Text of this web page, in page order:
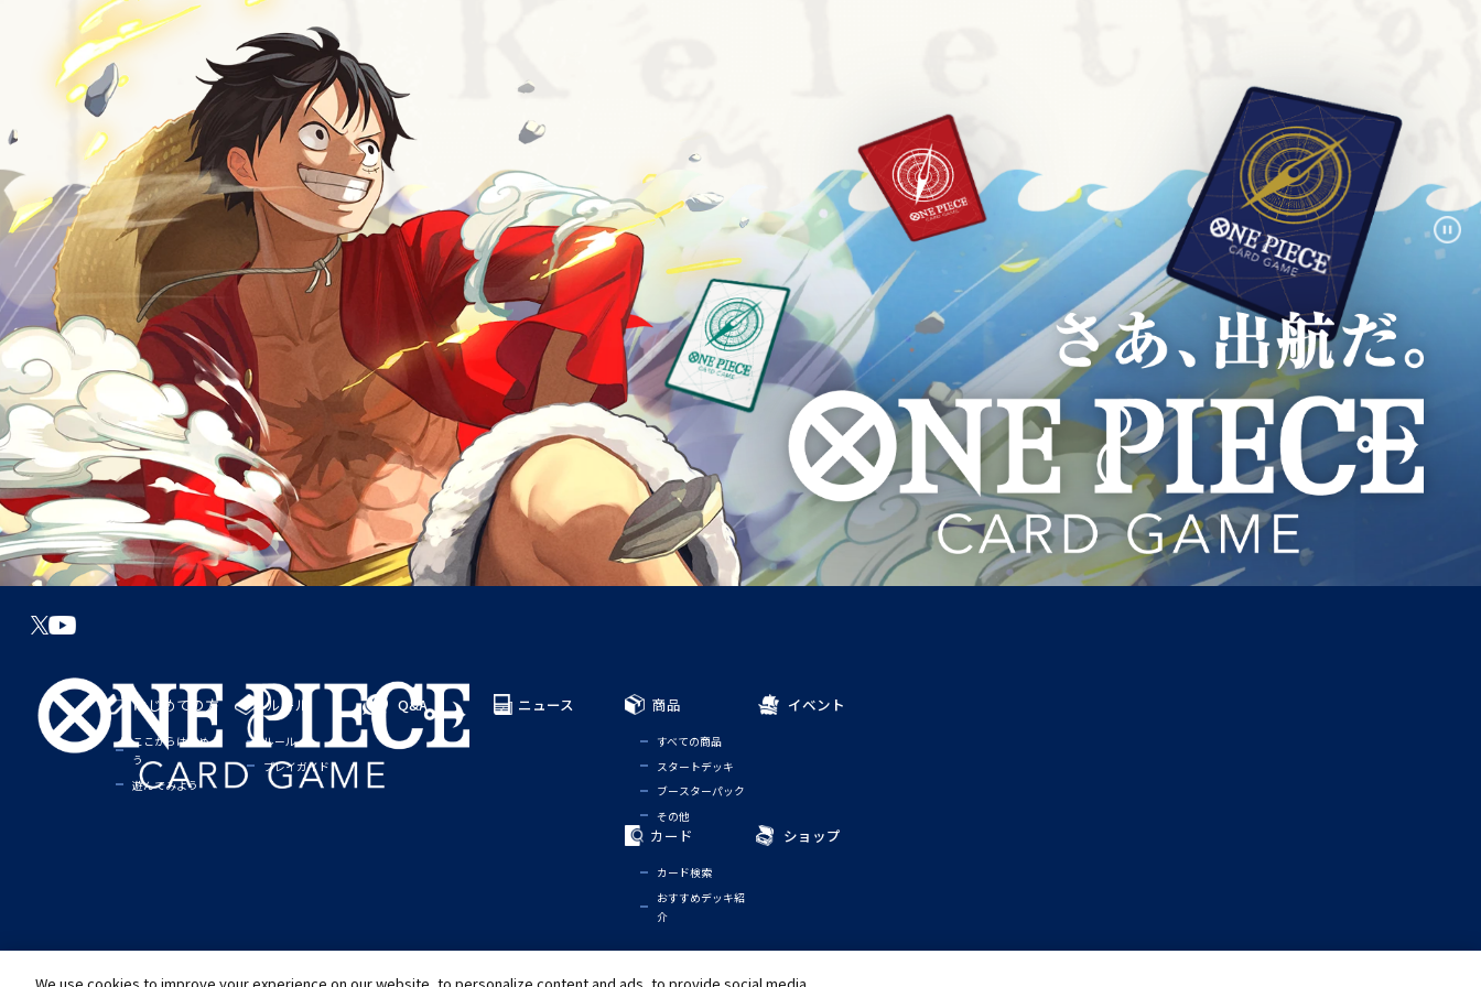
はじめての方
ここからはじめよ
う
遊んでみよう
ルール
ルール
プレイガイド
Q&A ニュース 商品
すべての商品
スタートデッキ
ブースターパック
その他
イベント
カード
カード検索
おすすめデッキ紹
介
ショップ